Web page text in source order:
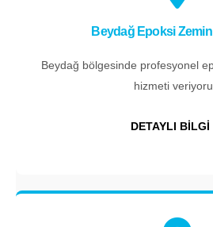
Beydağ Epoksi
Beydağ bölgesinde profesyonel
hizmeti
DETAYLI